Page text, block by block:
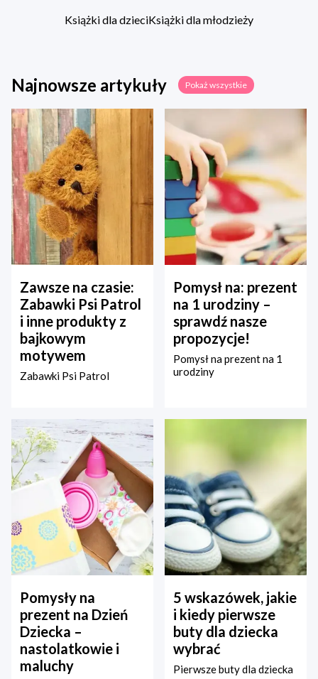
Książki dla dzieciKsiążki dla młodzieży
Najnowsze artykuły Pokaż wszystkie
Zawsze na czasie:
Zabawki Psi Patrol
i inne produkty z
bajkowym
motywem
Zabawki Psi Patrol
Pomysł na: prezent
na 1 urodziny –
sprawdź nasze
propozycje!
Pomysł na prezent na 1
urodziny
Pomysły na
prezent na Dzień
Dziecka –
nastolatkowie i
maluchy
5 wskazówek, jakie
i kiedy pierwsze
buty dla dziecka
wybrać
Pierwsze buty dla dziecka